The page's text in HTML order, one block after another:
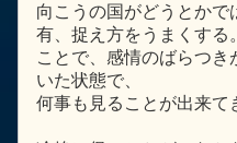
向こうの国がどうとか
有、捉え方をうまくする。
ことで、感情のばらつ
いた状態で、
何事も見ることが出来て